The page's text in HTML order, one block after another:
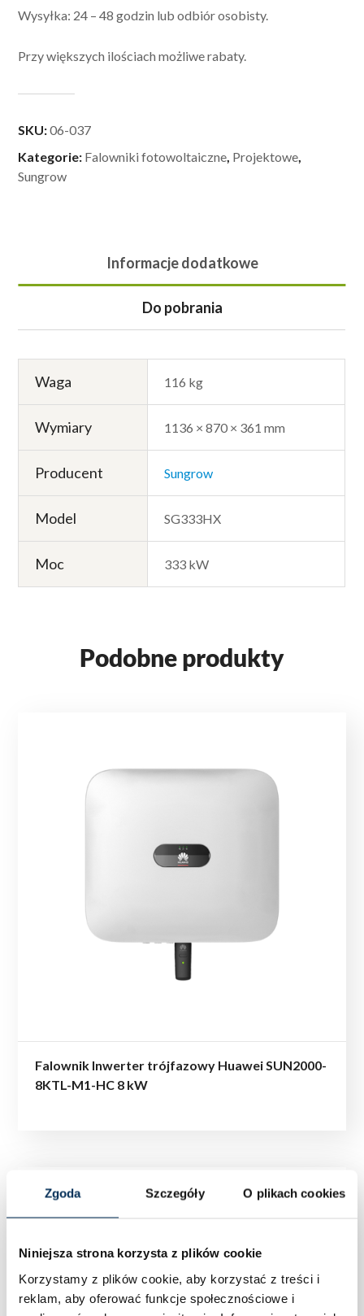
Zgoda Szczegóły O plikach cookies
Niniejsza strona korzysta z plików cookie
Korzystamy z plików cookie, aby korzystać z treści i
reklam, aby oferować funkcje społecznościowe i
Wysyłka: 24 – 48 godzin lub odbiór osobisty.
Przy większych ilościach możliwe rabaty.
SKU:06-037
Kategorie: Falowniki fotowoltaiczne Projektowe
Sungrow
Informacje dodatkowe
Do pobrania
Waga 116 kg
Wymiary 1136 × 870 × 361 mm
Producent Sungrow
Model SG333HX
Moc 333 kW
Podobne produkty
Falownik Inwerter trójfazowy Huawei SUN2000-
8KTL-M1-HC 8 kW